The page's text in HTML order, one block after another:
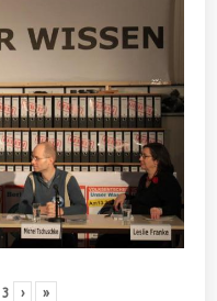
3 › »